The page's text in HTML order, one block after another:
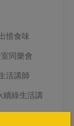
惜食味
同樂會
活講師
續綠生活講